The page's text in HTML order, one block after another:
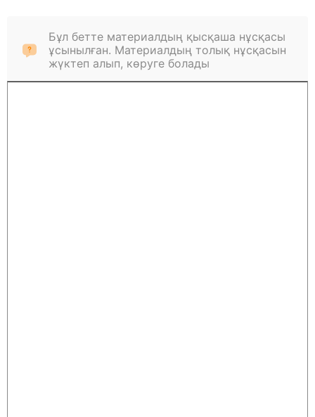
Бұл бетте материалдың қысқаша нұсқасы
ұсынылған. Материалдың толық нұсқасын
жүктеп алып, көруге болады